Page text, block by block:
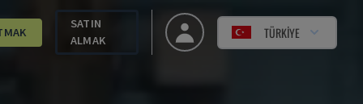
SATIN
ALMAK
TÜRKIYE